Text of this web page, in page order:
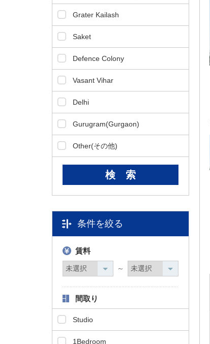
Grater Kailash
Saket
Defence Colony
Vasant Vihar
Delhi
Gurugram(Gurgaon)
Other(その他)
条件を絞る
賃料
～
間取り
Studio
1Bedroom